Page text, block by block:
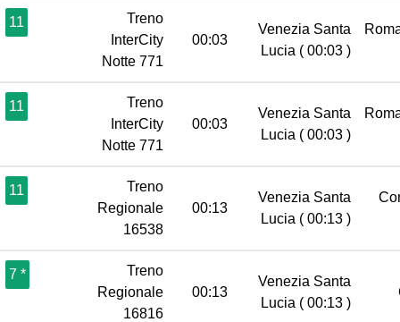
11
Treno
InterCity
Notte 771
00:03
Venezia Santa
Lucia ( 00:03 )
11
Treno
InterCity
Notte 771
00:03
Venezia Santa
Lucia ( 00:03 )
11
Treno
Regionale
16538
00:13
Venezia Santa
Lucia ( 00:13 )
7 *
Treno
Regionale
16816
00:13
Venezia Santa
Lucia ( 00:13 )